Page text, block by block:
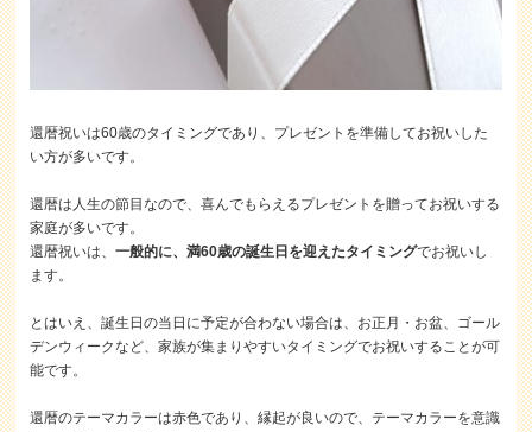
還暦祝いは60歳のタイミングであり、プレゼントを準備してお祝いした
い方が多いです。
還暦は人生の節目なので、喜んでもらえるプレゼントを贈ってお祝いする
家庭が多いです。
還暦祝いは、一般的に、満60歳の誕生日を迎えたタイミングでお祝いし
ます。
とはいえ、誕生日の当日に予定が合わない場合は、お正月・お盆、ゴール
デンウィークなど、家族が集まりやすいタイミングでお祝いすることが可
能です。
還暦のテーマカラーは赤色であり、縁起が良いので、テーマカラーを意識